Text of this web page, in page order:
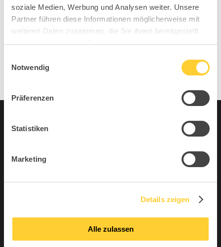
soziale Medien, Werbung und Analysen weiter. Unsere
Partner führen diese Informationen möglicherweise mit
weiteren Daten zusammen, die Sie ihnen bereitgestellt
haben oder die sie im Rahmen Ihrer Nutzung der Dienste
Notwendig
Präferenzen
Statistiken
Marketing
Details zeigen
Alle zulassen
IMM 2026 Discover the power of SIT, MOVE,
IMPROVE
Neueste Kommentare
No comments to show.
Archive
April 2026
Unkategorisiert